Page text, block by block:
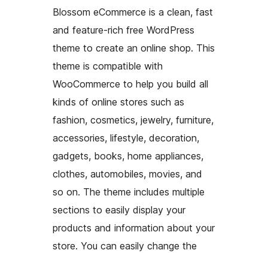
Blossom eCommerce is a clean, fast
and feature-rich free WordPress
theme to create an online shop. This
theme is compatible with
WooCommerce to help you build all
kinds of online stores such as
fashion, cosmetics, jewelry, furniture,
accessories, lifestyle, decoration,
gadgets, books, home appliances,
clothes, automobiles, movies, and
so on. The theme includes multiple
sections to easily display your
products and information about your
store. You can easily change the